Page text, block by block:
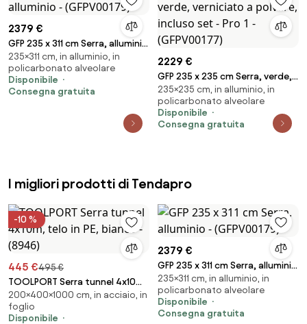
2379 €
GFP 235 x 311 cm Serra, alluminio
- (GFPV00179)
235×311 cm, in alluminio, in
policarbonato alveolare
Disponibile
Consegna gratuita
2229 €
GFP 235 x 235 cm Serra, verde,
verniciato a polvere, incluso
set - Pro 1 - (GFPV00177)
235×235 cm, in alluminio, in
policarbonato alveolare
Disponibile
Consegna gratuita
I migliori prodotti di Tendapro
-10 %
445 €495 €
TOOLPORT Serra tunnel 4x10m,
telo in PE, bianco - (8946)
200×400×1000 cm, in acciaio, in
foglio
Disponibile
2379 €
GFP 235 x 311 cm Serra, alluminio
- (GFPV00179)
235×311 cm, in alluminio, in
policarbonato alveolare
Disponibile
Consegna gratuita